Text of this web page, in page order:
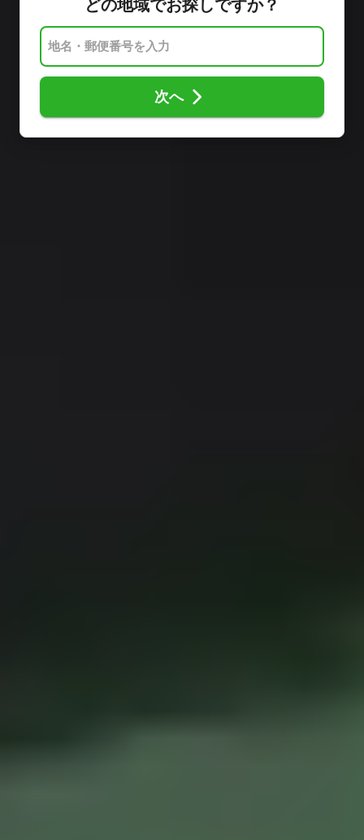
どの地域でお探しですか？
次へ